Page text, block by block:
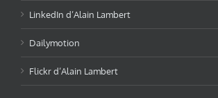
LinkedIn d’Alain Lambert
Dailymotion
Flickr d’Alain Lambert